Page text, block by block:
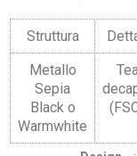
Struttura
Metallo
Sepia
Black o
Warmwhite